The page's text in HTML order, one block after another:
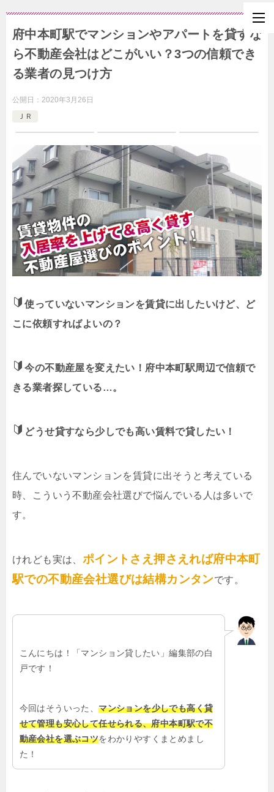
府中本町駅でマンションやアパートを貸すな
ら不動産会社はどこがいい？3つの信頼でき
る業者の見つけ方
公開日： 2020年3月26日
ＪＲ
使っていないマンションを賃貸に出したいけど、ど
こに依頼すればよいの？
今の不動産屋を変えたい！府中本町駅周辺で信頼で
きる業者探している…。
どうせ貸すなら少しでも高い賃料で貸したい！
住んでいないマンションを賃貸に出そうと考えている
時、こういう不動産会社選びで悩んでいる人は多いで
す。
けれども実は、 ポイントさえ押さえれば府中本町
駅での不動産会社選びは結構カンタンです。
こんにちは！「マンション貸したい」編集部の白
戸です！
今回はそういった、マンションを少しでも高く貸
せて管理も安心して任せられる、府中本町駅で不
動産会社を選ぶコツをわかりやすくまとめまし
た！